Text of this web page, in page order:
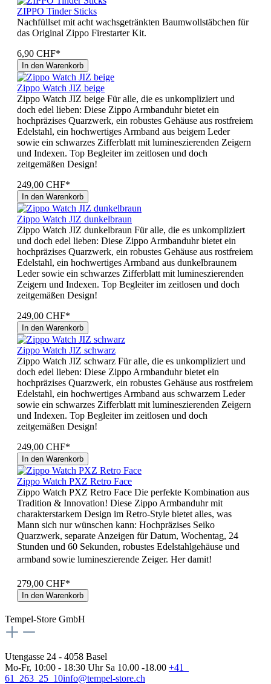
ZIPPO Tinder Sticks
Nachfüllset mit acht wachsgetränkten Baumwollstäbchen für
das Original Zippo Firestarter Kit.
6,90 CHF*
In den Warenkorb
Zippo Watch JIZ beige
Zippo Watch JIZ beige Für alle, die es unkompliziert und
doch edel lieben: Diese Zippo Armbanduhr bietet ein
hochpräzises Quarzwerk, ein robustes Gehäuse aus rostfreiem
Edelstahl, ein hochwertiges Armband aus beigem Leder
sowie ein schwarzes Zifferblatt mit lumineszierenden Zeigern
und Indexen. Top Begleiter im zeitlosen und doch
zeitgemäßen Design!
249,00 CHF*
In den Warenkorb
Zippo Watch JIZ dunkelbraun
Zippo Watch JIZ dunkelbraun Für alle, die es unkompliziert
und doch edel lieben: Diese Zippo Armbanduhr bietet ein
hochpräzises Quarzwerk, ein robustes Gehäuse aus rostfreiem
Edelstahl, ein hochwertiges Armband aus dunkelbraunem
Leder sowie ein schwarzes Zifferblatt mit lumineszierenden
Zeigern und Indexen. Top Begleiter im zeitlosen und doch
zeitgemäßen Design!
249,00 CHF*
In den Warenkorb
Zippo Watch JIZ schwarz
Zippo Watch JIZ schwarz Für alle, die es unkompliziert und
doch edel lieben: Diese Zippo Armbanduhr bietet ein
hochpräzises Quarzwerk, ein robustes Gehäuse aus rostfreiem
Edelstahl, ein hochwertiges Armband aus schwarzem Leder
sowie ein schwarzes Zifferblatt mit lumineszierenden Zeigern
und Indexen. Top Begleiter im zeitlosen und doch
zeitgemäßen Design!
249,00 CHF*
In den Warenkorb
Zippo Watch PXZ Retro Face
Zippo Watch PXZ Retro Face Die perfekte Kombination aus
Tradition & Innovation! Diese Zippo Armbanduhr mit
charakterstarkem Design im Retro-Style bietet alles, was
Mann sich nur wünschen kann: Hochpräzises Seiko
Quarzwerk, separate Anzeigen für Datum, Wochentag, 24
Stunden und 60 Sekunden, robustes Edelstahlgehäuse und
armband sowie lumineszierende Zeiger. Her damit!
279,00 CHF*
In den Warenkorb
Tempel-Store GmbH
Utengasse 24 - 4058 Basel
Mo-Fr, 10:00 - 18:30 Uhr Sa 10.00 -18.00 +41
61 263 25 10info@tempel-store.ch